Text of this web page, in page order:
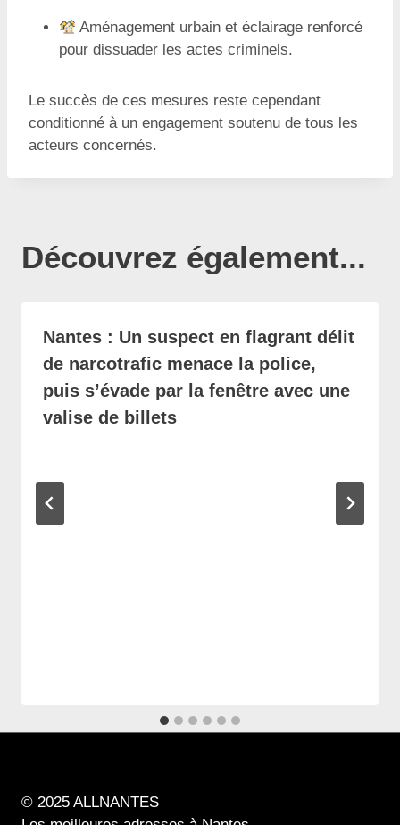
Aménagement urbain et éclairage renforcé
pour dissuader les actes criminels.
Le succès de ces mesures reste cependant
conditionné à un engagement soutenu de tous les
acteurs concernés.
Découvrez également...
Nantes : Un suspect en flagrant délit
de narcotrafic menace la police,
puis s’évade par la fenêtre avec une
valise de billets
© 2025 ALLNANTES